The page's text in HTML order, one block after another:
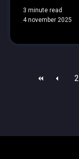
3 minute read
4 november 2025
2